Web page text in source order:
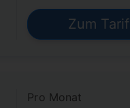
Zum Tarif
Pro Monat